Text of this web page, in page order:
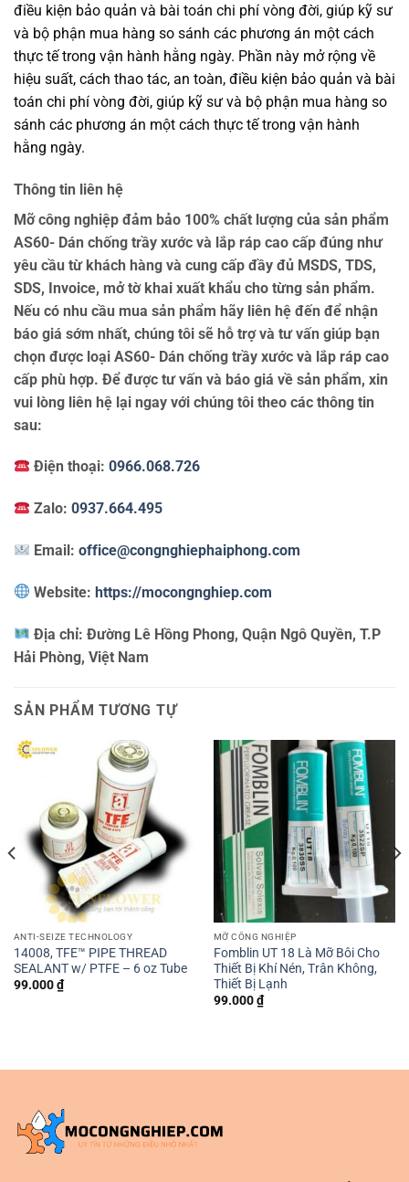
điều kiện bảo quản và bài toán chi phí vòng đời, giúp kỹ sư
và bộ phận mua hàng so sánh các phương án một cách
thực tế trong vận hành hằng ngày. Phần này mở rộng về
hiệu suất, cách thao tác, an toàn, điều kiện bảo quản và bài
toán chi phí vòng đời, giúp kỹ sư và bộ phận mua hàng so
sánh các phương án một cách thực tế trong vận hành
hằng ngày.
Thông tin liên hệ
Mỡ công nghiệp đảm bảo 100% chất lượng của sản phẩm
AS60- Dán chống trầy xước và lắp ráp cao cấp đúng như
yêu cầu từ khách hàng và cung cấp đầy đủ MSDS, TDS,
SDS, Invoice, mở tờ khai xuất khẩu cho từng sản phẩm.
Nếu có nhu cầu mua sản phẩm hãy liên hệ đến để nhận
báo giá sớm nhất, chúng tôi sẽ hỗ trợ và tư vấn giúp bạn
chọn được loại AS60- Dán chống trầy xước và lắp ráp cao
cấp phù hợp. Để được tư vấn và báo giá về sản phẩm, xin
vui lòng liên hệ lại ngay với chúng tôi theo các thông tin
sau:
Điện thoại:0966.068.726
Zalo:0937.664.495
Email:office@congnghiephaiphong.com
Website:https://mocongnghiep.com
Địa chỉ:Đường Lê Hồng Phong, Quận Ngô Quyền, T.P
Hải Phòng, Việt Nam
SẢN PHẨM TƯƠNG TỰ
ANTI-SEIZE TECHNOLOGY
14008, TFE™ PIPE THREAD
SEALANT w/ PTFE – 6 oz Tube
99.000₫
MỠ CÔNG NGHIỆP
Fomblin UT 18 Là Mỡ Bôi Cho
Thiết Bị Khí Nén, Trân Không,
Thiết Bị Lạnh
99.000₫